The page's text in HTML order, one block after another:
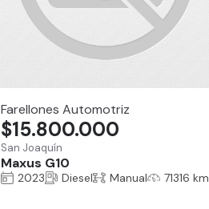
Farellones Automotriz
San Joaquín
Maxus G10
$15.800.000
2023 Diesel Manual 71316 km